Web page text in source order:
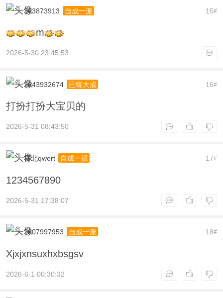
15#
363873913 自成一派
m
2026-5-30 23:45:53
16#
2043932674 已臻大成
打扮打扮大宝贝的
2026-5-31 08:43:50
17#
林北qwert 自成一派
1234567890
2026-5-31 17:38:07
18#
2607997953 自成一派
Xjxjxnsuxhxbsgsv
2026-6-1 00:30:32